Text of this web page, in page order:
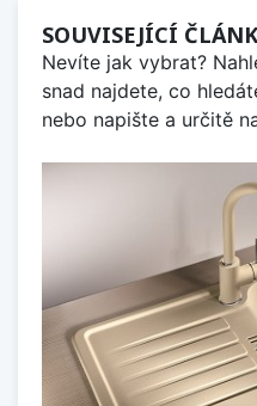
SOUVISEJÍCÍ
Nevíte jak vybrat?
snad najdete, co
nebo napište a určitě